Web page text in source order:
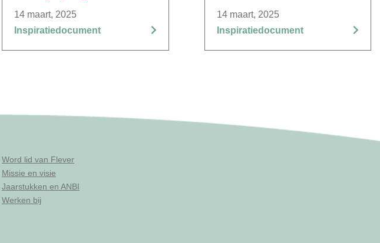
14 maart, 2025
Inspiratiedocument
14 maart, 2025
Inspiratiedocument
Word lid van Flever
Missie en visie
Jaarstukken en ANBI
Werken bij